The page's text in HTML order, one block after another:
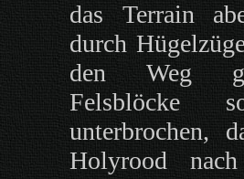
das Terrain
durch
den Weg
Felsblöcke
unterbrochen,
Holyrood